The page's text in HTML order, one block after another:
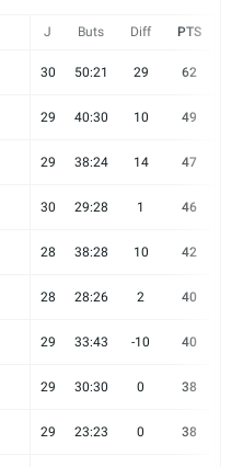
J Buts Diff PTS
30 50:21 29 62
29 40:30 10 49
29 38:24 14 47
30 29:28 1 46
28 38:28 10 42
28 28:26 2 40
29 33:43 -10 40
29 30:30 0 38
29 23:23 0 38